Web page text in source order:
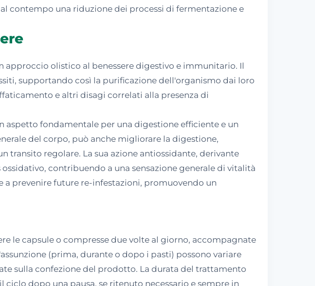
contempo una riduzione dei processi di fermentazione e
approccio olistico al benessere digestivo e immunitario. Il
supportando così la purificazione dell'organismo dai loro
e altri disagi correlati alla presenza di
aspetto fondamentale per una digestione efficiente e un
del corpo, può anche migliorare la digestione,
transito regolare. La sua azione antiossidante, derivante
contribuendo a una sensazione generale di vitalità
prevenire future re-infestazioni, promuovendo un
le capsule o compresse due volte al giorno, accompagnate
(prima, durante o dopo i pasti) possono variare
sulla confezione del prodotto. La durata del trattamento
dopo una pausa, se ritenuto necessario e sempre in